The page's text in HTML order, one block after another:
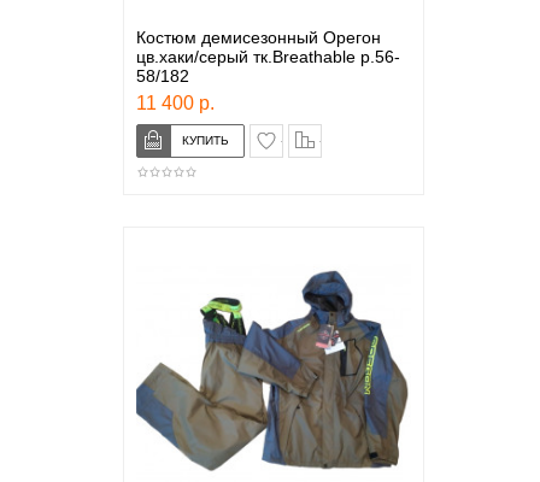
Костюм демисезонный Орегон
цв.хаки/серый тк.Breathable р.56-
58/182
11 400 р.
в закладки